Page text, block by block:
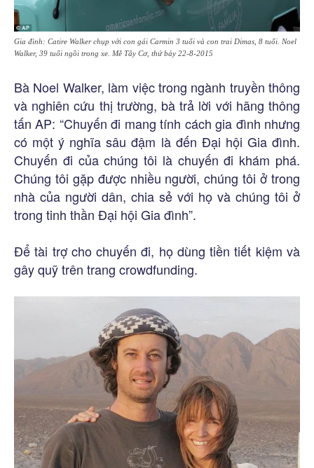
Gia đình: Catire Walker chụp với con gái Carmin 3 tuổi và con trai Dimas, 8 tuổi. Noel
Walker, 39 tuổi ngồi trong xe. Mễ Tây Cơ, thứ bảy 22-8-2015
Bà Noel Walker, làm việc trong ngành truyền thông
và nghiên cứu thị trường, bà trả lời với hãng thông
tấn AP: “Chuyến đi mang tính cách gia đình nhưng
có một ý nghĩa sâu đậm là đến Đại hội Gia đình.
Chuyến đi của chúng tôi là chuyến đi khám phá.
Chúng tôi gặp được nhiều người, chúng tôi ở trong
nhà của người dân, chia sẻ với họ và chúng tôi ở
trong tinh thần Đại hội Gia đình”.
Để tài trợ cho chuyến đi, họ dùng tiền tiết kiệm và
gây quỹ trên trang crowdfunding.